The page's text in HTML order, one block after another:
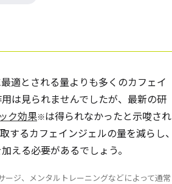
適とされる量よりも多くのカフェイ
は見られませんでしたが、最新の研
ク効果※は得られなかったと示唆され
するカフェインジェルの量を減らし、
える必要があるでしょう。
ジ、メンタルトレーニングなどによって通常